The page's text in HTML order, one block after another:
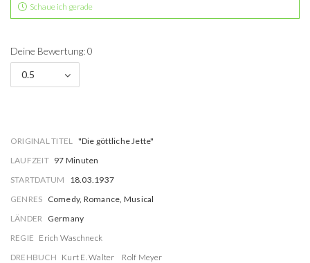
Schaue ich gerade
Deine Bewertung: 0
0.5
ORIGINAL TITEL "Die göttliche Jette"
LAUFZEIT 97 Minuten
STARTDATUM
18.03.1937
GENRES Comedy, Romance, Musical
LÄNDER Germany
REGIE Erich Waschneck
DREHBUCH Kurt E. Walter
Rolf Meyer